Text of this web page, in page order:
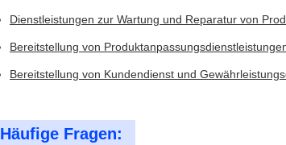
Dienstleistungen zur Wartung und Reparatur von
Bereitstellung von
Bereitstellung von Kundendienst und
Häufige Fragen: